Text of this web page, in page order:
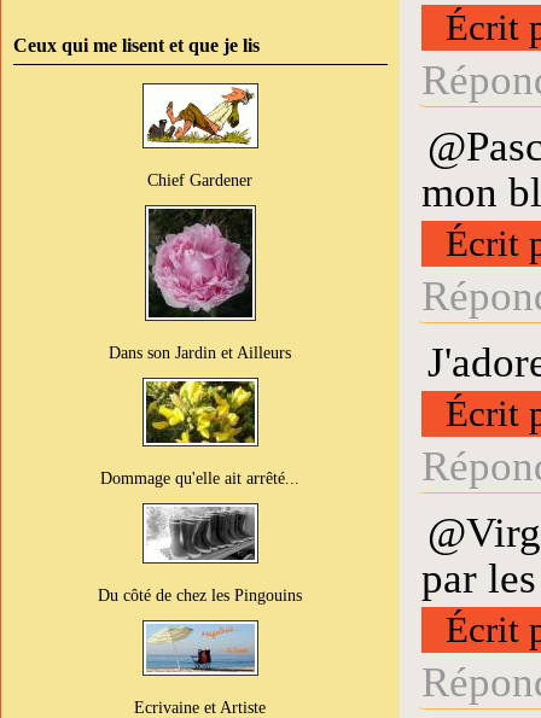
Ceux qui me lisent et que je lis
Chief Gardener
Dans son Jardin et Ailleurs
Dommage qu'elle ait arrêté...
Du côté de chez les Pingouins
Ecrivaine et Artiste
Écrit
mon
Écrit
Écrit
par
Écrit